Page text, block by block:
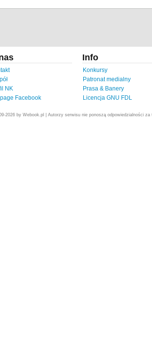
NK
Facebook
Info
Konkursy
Patronat medialny
Prasa & Banery
Licencja GNU FDL
2026 by Webook.pl | Autorzy serwisu nie ponoszą odpowiedzialności